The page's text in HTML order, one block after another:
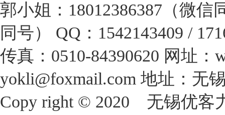
郭小姐：18012386387（微信
同号）
QQ：1542143409 /
传真：0510-84390620 网址：
yokli@foxmail.com 地址：无
Copy right © 2020 无锡优